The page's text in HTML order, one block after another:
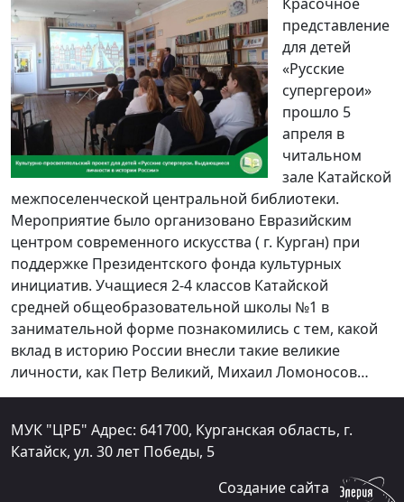
представление
для детей
«Русские
супергерои»
прошло 5
апреля в
читальном
зале Катайской
межпоселенческой центральной библиотеки.
Мероприятие было организовано Евразийским
центром современного искусства ( г. Курган) при
поддержке Президентского фонда культурных
инициатив. Учащиеся 2-4 классов Катайской
средней общеобразовательной школы №1 в
занимательной форме познакомились с тем, какой
вклад в историю России внесли такие великие
личности, как Петр Великий, Михаил Ломоносов…
МУК "ЦРБ" Адрес: 641700, Курганская область, г.
Катайск, ул. 30 лет Победы, 5
Создание сайта